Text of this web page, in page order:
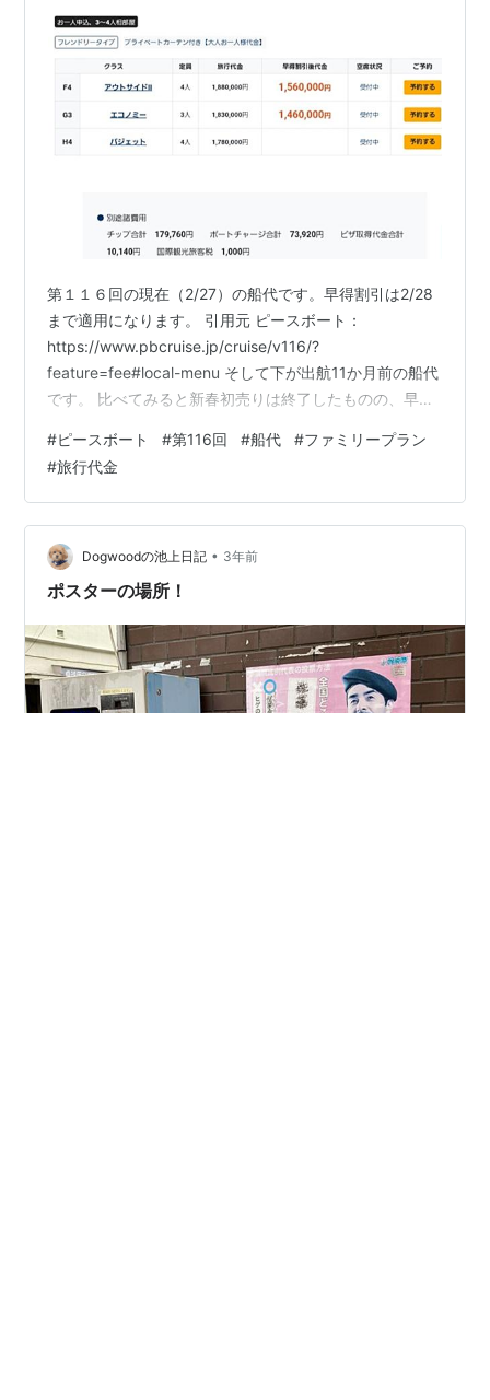
第１１６回の現在（2/27）の船代です。早得割引は2/28
まで適用になります。 引用元 ピースボート：
https://www.pbcruise.jp/cruise/v116/?
feature=fee#local-menu そして下が出航11か月前の船代
です。 比べてみると新春初売りは終了したものの、早得
では世界一周クルーズなら大人1名につき未就学児が1名
無料になるファミリープランがあります。たとえば夫婦2
名と未就学児2名の合計4名で乗船しても船代は大人2人分
だけで乗船出来ます。
#ピースボート #第116回 #船代 #ファミリープラン
#旅行代金
Dogwoodの池上日記 • 3年前
ポスターの場所！